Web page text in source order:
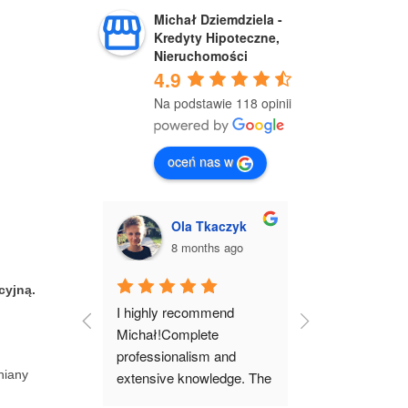
Michał Dziemdziela -
Kredyty Hipoteczne,
Nieruchomości
4.9
Na podstawie 118 opinii
oceń nas w
The
very
Justyna Drwięga
8 months ago
I wholeheartedly
recommend working with
Michał!From our first
meeting, he earned my